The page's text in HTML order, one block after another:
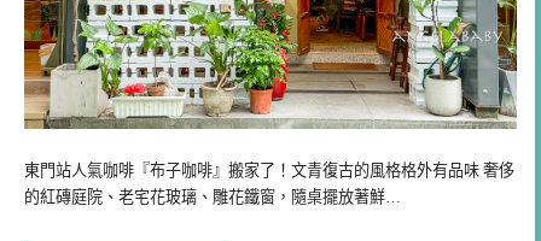
東門站人氣咖啡『布子咖啡』搬家了！文青復古的風格格外有品味 奢侈
的紅磚庭院、老宅花玻璃、雕花鐵窗，隨桌擺放著鮮…